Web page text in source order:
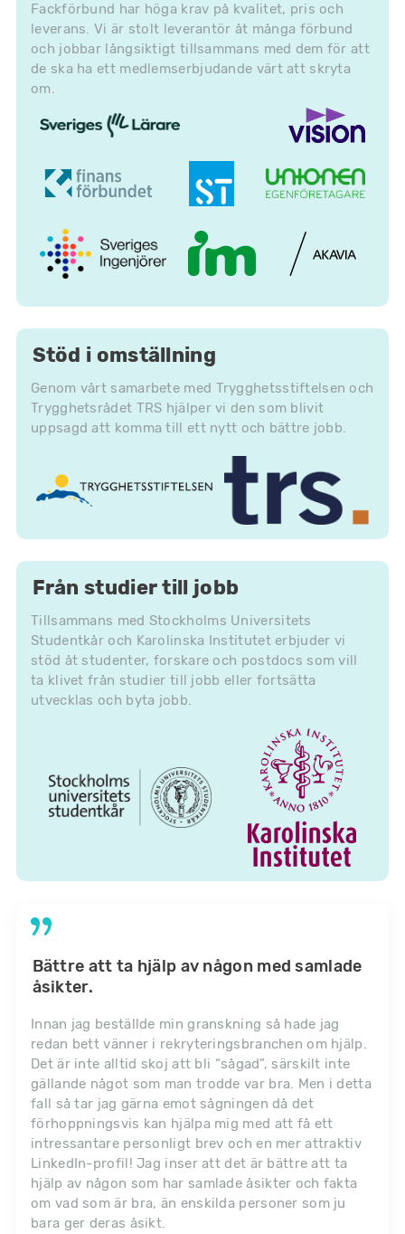
Fackförbund har höga krav på kvalitet, pris och
leverans. Vi är stolt leverantör åt många förbund
och jobbar långsiktigt tillsammans med dem för att
de ska ha ett medlemserbjudande värt att skryta
om.
Stöd i omställning
Genom vårt samarbete med Trygghetsstiftelsen och
Trygghetsrådet TRS hjälper vi den som blivit
uppsagd att komma till ett nytt och bättre jobb.
Från studier till jobb
Tillsammans med Stockholms Universitets
Studentkår och Karolinska Institutet erbjuder vi
stöd åt studenter, forskare och postdocs som vill
ta klivet från studier till jobb eller fortsätta
utvecklas och byta jobb.
Bättre att ta hjälp av någon med samlade
åsikter.
Innan jag beställde min granskning så hade jag
redan bett vänner i rekryteringsbranchen om hjälp.
Det är inte alltid skoj att bli “sågad”, särskilt inte
gällande något som man trodde var bra. Men i detta
fall så tar jag gärna emot sågningen då det
förhoppningsvis kan hjälpa mig med att få ett
intressantare personligt brev och en mer attraktiv
LinkedIn-profil! Jag inser att det är bättre att ta
hjälp av någon som har samlade åsikter och fakta
om vad som är bra, än enskilda personer som ju
bara ger deras åsikt.